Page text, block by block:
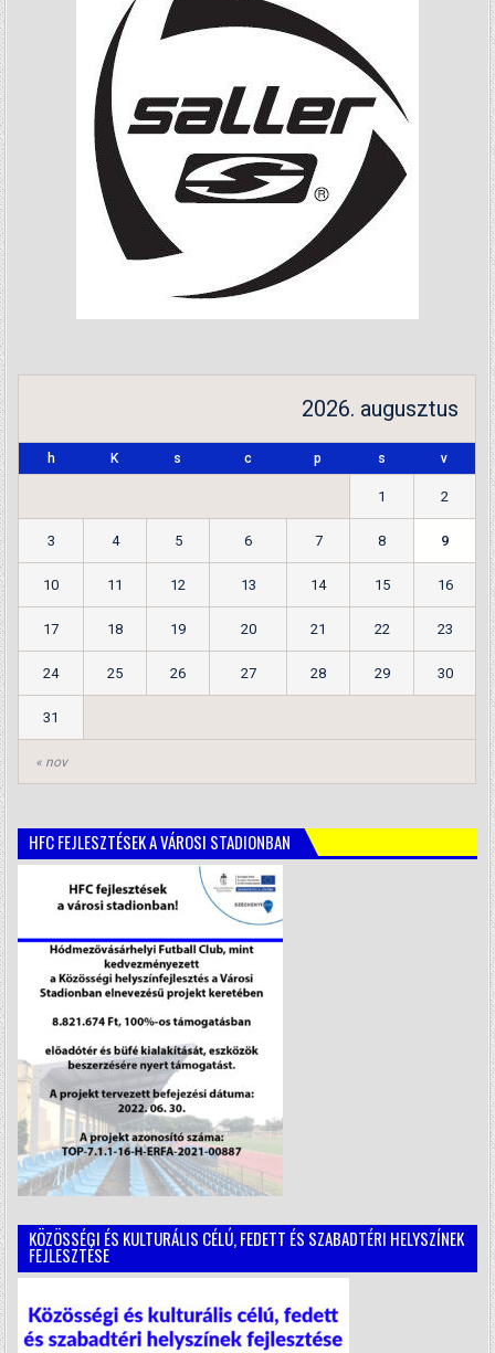
2026. augusztus
h K s c p s v
« nov
1 2
3 4 5 6 7 8 9
10 11 12 13 14 15 16
17 18 19 20 21 22 23
24 25 26 27 28 29 30
31
HFC FEJLESZTÉSEK A VÁROSI STADIONBAN
KÖZÖSSÉGI ÉS KULTURÁLIS CÉLÚ, FEDETT ÉS SZABADTÉRI HELYSZÍNEK
FEJLESZTÉSE